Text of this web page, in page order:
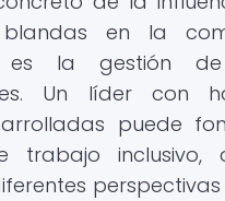
en la
es la gestión de
Un líder con
puede
trabajo inclusivo,